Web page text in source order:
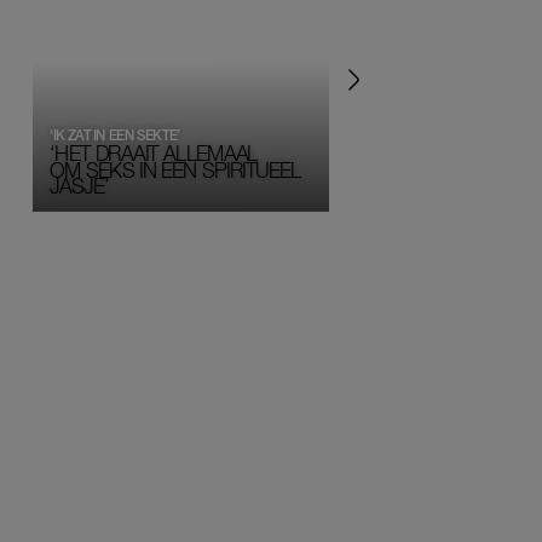
‘HET DRAAIT ALLEMAAL
OM SEKS IN EEN SPIRITUEEL
JASJE’
‘IK ZAT IN EEN SEKTE’